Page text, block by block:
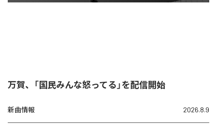
万賀、「国民みんな怒ってる」を配信開始
新曲情報 2026.8.9